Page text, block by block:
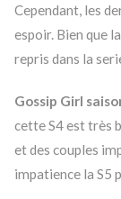
Cependant, les
espoir. Bien que
repris dans la
Gossip Girl
cette S4 est très
et des couples
impatience la S5